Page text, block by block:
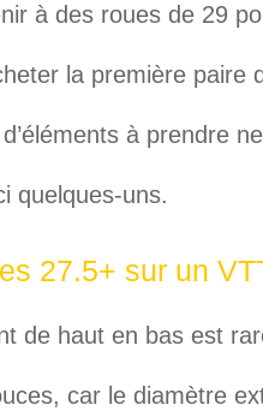
à des roues de 29
la première paire
à prendre
quelques-uns.
27.5+ sur un
de haut en bas est
car le diamètre